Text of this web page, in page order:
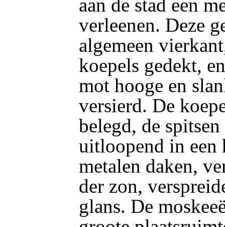
aan de stad een
verleenen. Deze
algemeen
koepels gedekt,
mot hooge en
versierd. De
belegd, de
uitloopend in een
metalen daken,
der zon,
glans. De